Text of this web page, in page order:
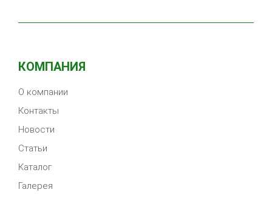
КОМПАНИЯ
О компании
Контакты
Новости
Статьи
Каталог
Галерея